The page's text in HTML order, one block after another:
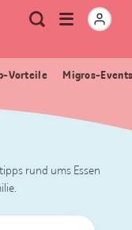
Meta
Navigation
Suche
Menu
öffnen
Vorteile Migros-
rund ums Essen